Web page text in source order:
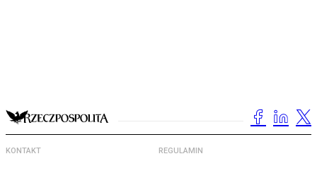
KONTAKT REGULAMIN